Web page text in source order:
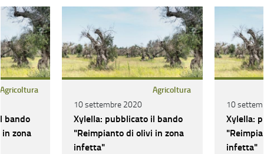
Agricoltura
bando
zona
Agricoltura
10 settembre 2020
Xylella: pubblicato il bando
"Reimpianto di olivi in zona
infetta"
10
Xylella:
infetta"